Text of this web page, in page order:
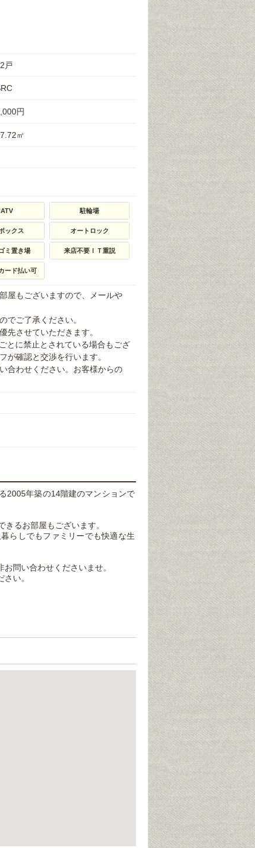
戸
円
㎡
駐輪場
ックス オートロック
ミ置き場 来店不要ＩＴ重説
ード払い可
屋もございますので、メールや
でご了承ください。
先させていただきます。
とに禁止とされている場合もござ
が確認と交渉を行います。
合わせください。お客様からの
2005年築の14階建のマンションで
るお部屋もございます。
らしでもファミリーでも快適な生
問い合わせくださいませ。
い。